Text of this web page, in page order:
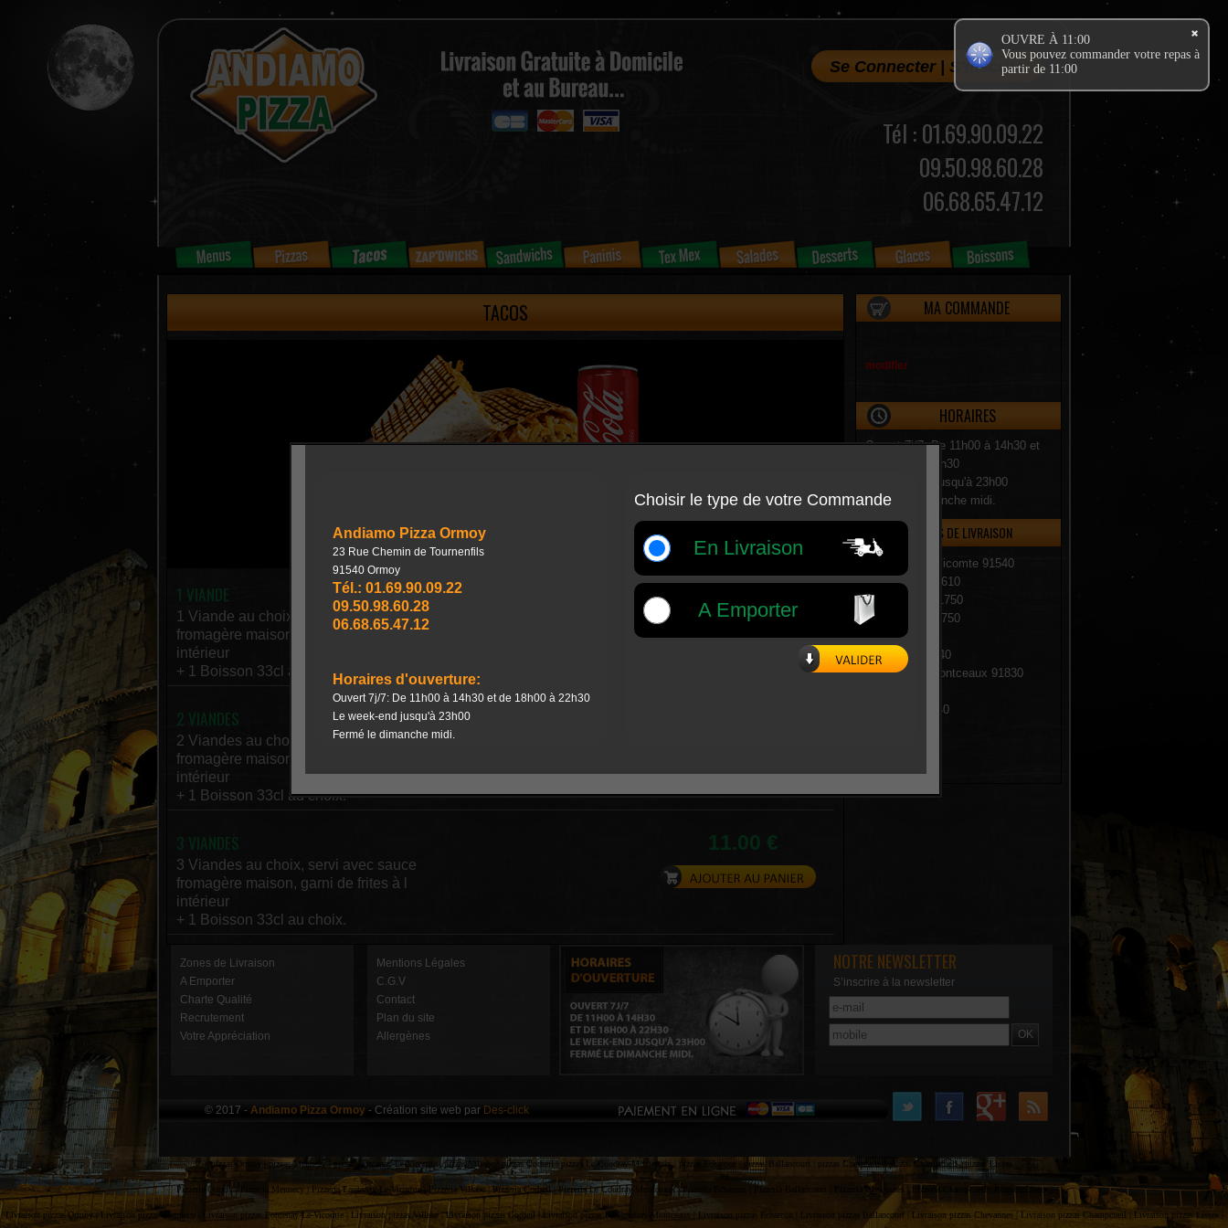
Se Connecter| S’inscrire
Tél : 01.69.90.09.22
09.50.98.60.28
06.68.65.47.12
TACOS
1 VIANDE
1 Viande au choix, servi avec sauce
fromagère maison, garni de frites à l
intérieur
+ 1 Boisson 33cl au choix.
2 VIANDES
2 Viandes au choix, servi avec sauce
fromagère maison, garni de frites à l
intérieur
+ 1 Boisson 33cl au choix.
3 VIANDES
3 Viandes au choix, servi avec sauce
fromagère maison, garni de frites à l
intérieur
+ 1 Boisson 33cl au choix.
11.00 €
MA COMMANDE
modifier
HORAIRES
Ouvert 7j/7: De 11h00 à 14h30 et
de 18h00 à 22h30
Le week-end jusqu'à 23h00
Fermé le dimanche midi.
ZONES DE LIVRAISON
Fontenay-Le-Vicomte 91540
Ballancourt 91610
Champcueil 91750
Chevannes 91750
Corbeil 91100
Echarcon 91540
Le Coudray-Montceaux 91830
Mennecy 91540
Zones de Livraison
A Emporter
Charte Qualité
Recrutement
Votre Appréciation
Mentions Légales
C.G.V
Contact
Plan du site
Allergènes
NOTRE NEWSLETTER
S’inscrire à la newsletter
OK
© 2017 - Andiamo Pizza Ormoy - Création site web par Des-click
pizzas Ormoy | pizzas Mennecy | pizzas Fontenay-Le-Vicomte |pizzas Villabe | pizzas Corbeil | pizzas Le Coudray-Montceaux | pizzas Echarcon | pizzas Ballancourt | pizzas Chevannes | pizzas Champcueil |pizzas Lisses |
Pizzeria Ormoy | Pizzeria Mennecy | Pizzeria Fontenay-Le-Vicomte | Pizzeria Villabe | Pizzeria Corbeil | Pizzeria Le Coudray-Montceaux |Pizzeria Echarcon | Pizzeria Ballancourt | Pizzeria Chevannes | Pizzeria Champcueil | Pizzeria Lisses |
Livraison pizzas Ormoy | Livraison pizzas Mennecy | Livraison pizzas Fontenay-Le-Vicomte | Livraison pizzas Villabe |Livraison pizzas Corbeil |Livraison pizzas Le Coudray-Montceaux | Livraison pizzas Echarcon | Livraison pizzas Ballancourt | Livraison pizzas Chevannes | Livraison pizzas Champcueil | Livraison pizzas Lisses |
OUVRE À 11:00
Vous pouvez commander votre repas à
partir de 11:00